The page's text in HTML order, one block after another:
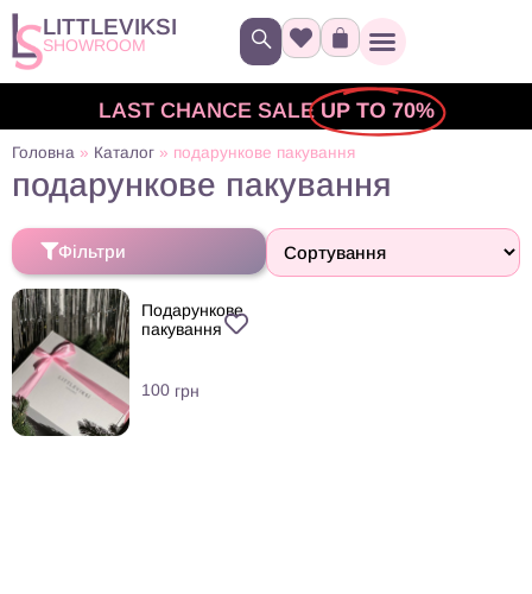
LITTLEVIKSI
SHOWROOM
LAST CHANCE SALE UP TO 70%
Головна » Каталог » подарункове пакування
подарункове пакування
Фільтри
Подарункове
пакування
100 грн